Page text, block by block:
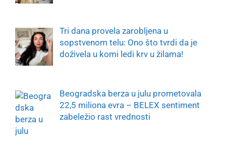
Tri dana provela zarobljena u
sopstvenom telu: Ono što tvrdi da je
doživela u komi ledi krv u žilama!
Beogradska berza u julu prometovala
22,5 miliona evra – BELEX sentiment
zabeležio rast vrednosti